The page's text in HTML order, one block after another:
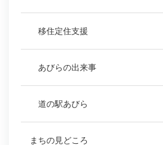
移住定住支援
あびらの出来事
道の駅あびら
まちの見どころ